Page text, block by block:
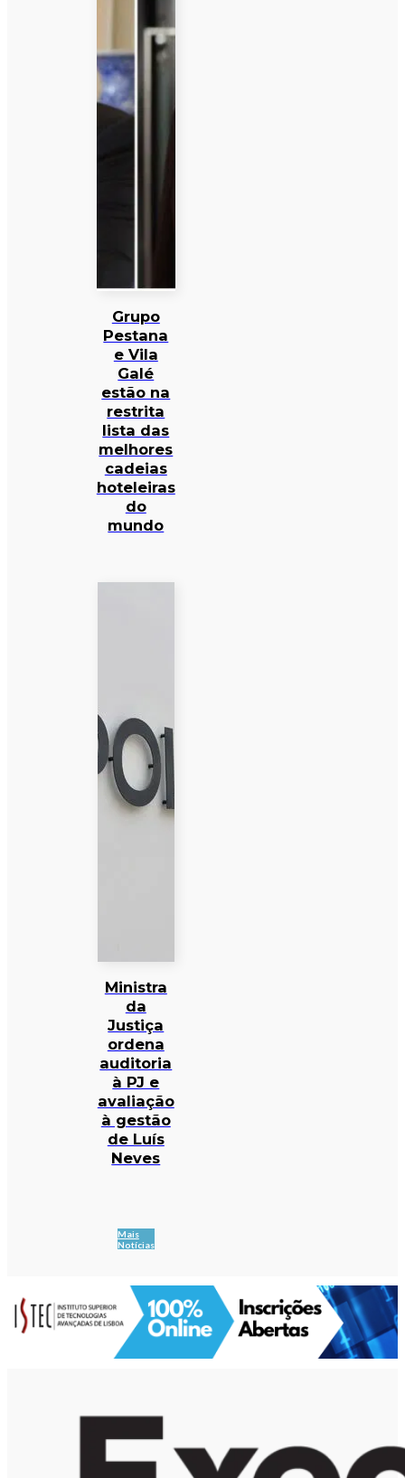
Grupo
Pestana
e Vila
Galé
estão na
restrita
lista das
melhores
cadeias
hoteleiras
do
mundo
Ministra
da
Justiça
ordena
auditoria
à PJ e
avaliação
à gestão
de Luís
Neves
Mais
Notícias